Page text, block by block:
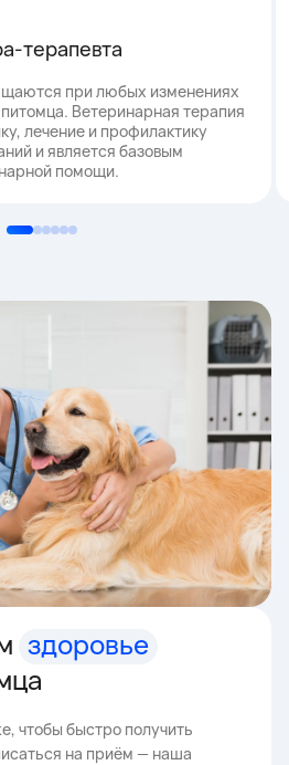
терапевта
при любых изменениях
Ветеринарная терапия
лечение и профилактику
и является базовым
помощи.
здоровье
чтобы быстро получить
на приём — наша